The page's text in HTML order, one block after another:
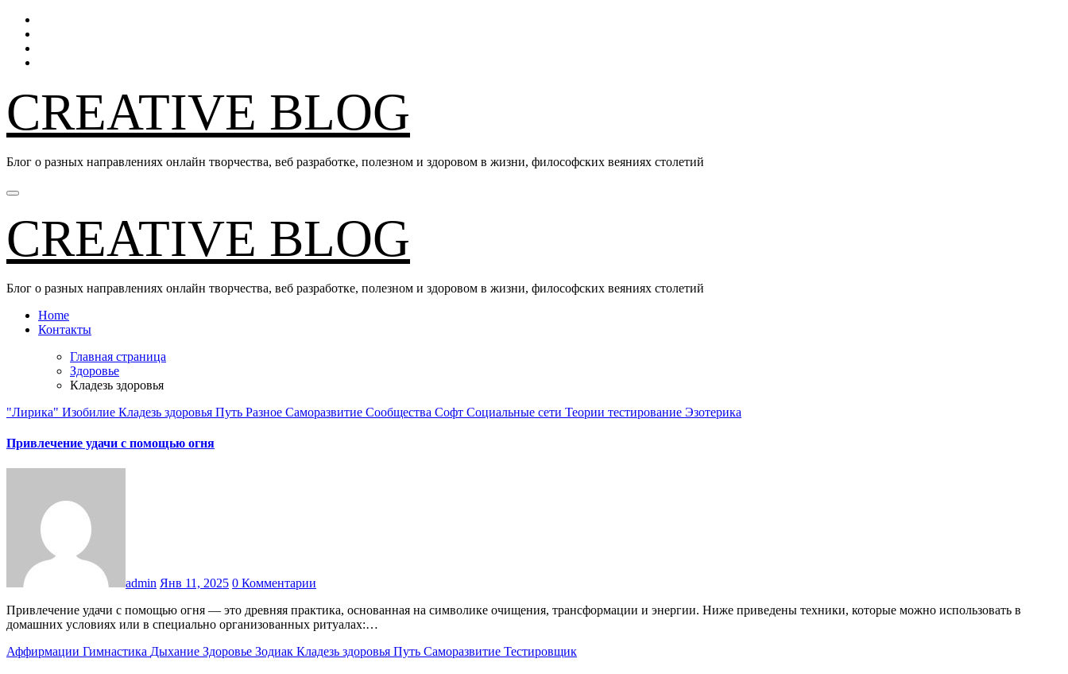
Перейти
содержанию
CREATIVE BLOG
Блог о разных направлениях онлайн творчества, веб разработке, полезном и здоровом в жизни, философских веяниях столетий
CREATIVE BLOG
Блог о разных направлениях онлайн творчества, веб разработке, полезном и здоровом в жизни, философских веяниях столетий
Home
Контакты
Главная страница
Здоровье
Кладезь здоровья
"Лирика" Изобилие Кладезь здоровья Путь Разное Саморазвитие Сообщества Софт Социальные сети Теории тестирование Эзотерика
Привлечение удачи с помощью огня
admin Янв 11, 2025 0 Комментарии
Привлечение удачи с помощью огня — это древняя практика, основанная на символике очищения, трансформации и энергии. Ниже приведены техники, которые можно использовать в
домашних условиях или в специально организованных ритуалах:…
Аффирмации Гимнастика Дыхание Здоровье Зодиак Кладезь здоровья Путь Саморазвитие Тестировщик